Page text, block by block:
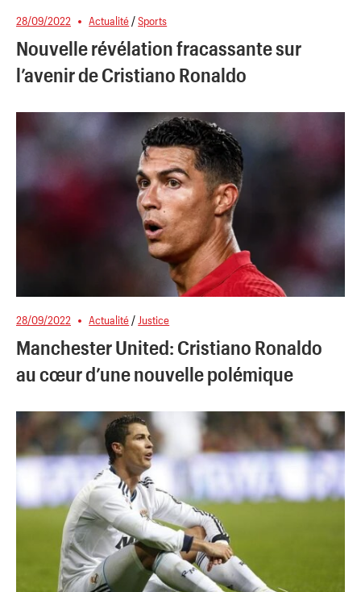
28/09/2022 Actualité /Sports
Nouvelle révélation fracassante sur
l’avenir de Cristiano Ronaldo
28/09/2022 Actualité / Justice
Manchester United: Cristiano Ronaldo
au cœur d’une nouvelle polémique